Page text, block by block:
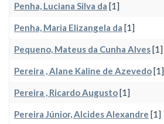
Penha, Luciana Silva da [1]
Penha, Maria Elizangela da [1]
Pequeno, Mateus da Cunha Alves[1]
Pereira , Alane Kaline de Azevedo[1]
Pereira , Ricardo Augusto[1]
Pereira Júnior, Alcides Alexandre [1]